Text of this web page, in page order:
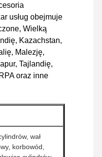
usług obejmuje
Wielką
Kazachstan,
Malezję,
Tajlandię,
oraz inne
wał
korbowód,